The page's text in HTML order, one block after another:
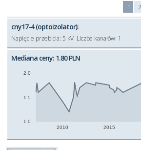
1
2
cny17-4 (optoizolator):
Napięcie przebicia: 5 kV Liczba kanałów: 1
Mediana ceny: 1.80 PLN
2010 2015
1.0
1.5
2.0